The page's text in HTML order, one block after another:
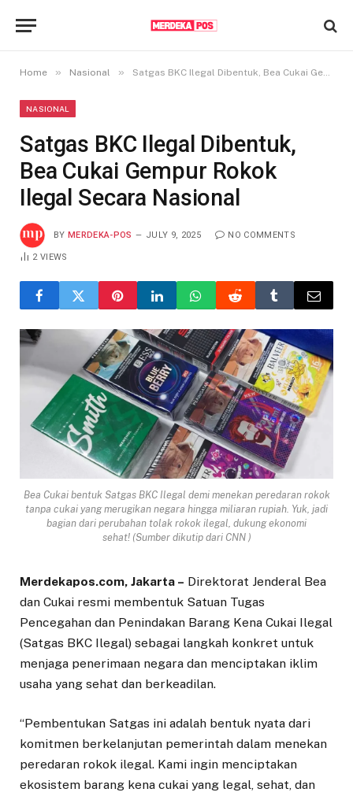
Home » Nasional » Satgas BKC Ilegal Dibentuk, Bea Cukai Gempur Rokok Ilegal Secara Nasional
NASIONAL
Satgas BKC Ilegal Dibentuk,
Bea Cukai Gempur Rokok
Ilegal Secara Nasional
BY MERDEKA-POS JULY 9, 2025 NO COMMENTS
2VIEWS
Bea Cukai bentuk Satgas BKC Ilegal demi menekan peredaran rokok
tanpa cukai yang merugikan negara hingga miliaran rupiah. Yuk, jadi
bagian dari perubahan tolak rokok ilegal, dukung ekonomi
sehat! (Sumber dikutip dari CNN )
Merdekapos.com, Jakarta – Direktorat Jenderal Bea
dan Cukai resmi membentuk Satuan Tugas
Pencegahan dan Penindakan Barang Kena Cukai Ilegal
(Satgas BKC Ilegal) sebagai langkah konkret untuk
menjaga penerimaan negara dan menciptakan iklim
usaha yang sehat dan berkeadilan.
“Pembentukan Satgas ini adalah bentuk nyata dari
komitmen berkelanjutan pemerintah dalam menekan
peredaran rokok ilegal. Kami ingin menciptakan
ekosistem barang kena cukai yang legal, sehat, dan